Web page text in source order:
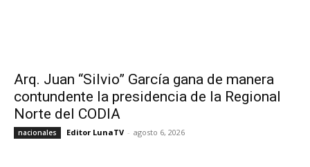
Arq. Juan “Silvio” García gana de manera
contundente la presidencia de la Regional
Norte del CODIA
nacionales Editor LunaTV - agosto 6, 2026